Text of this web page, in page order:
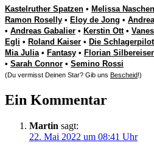
Kastelruther Spatzen • Melissa
Ramon Roselly • Eloy de Jong •
• Andreas Gabalier • Kerstin Ott•
Egli • Roland Kaiser • Die
Mia Julia• Fantasy • Florian
• Sarah Connor • Semino Rossi
(Du vermisst Deinen Star? Gib uns Bescheid!)
Ein Kommentar
Martin sagt:
22. Mai 2022 um 08:41 Uhr